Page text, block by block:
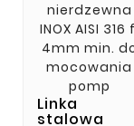
Linka
stalowa